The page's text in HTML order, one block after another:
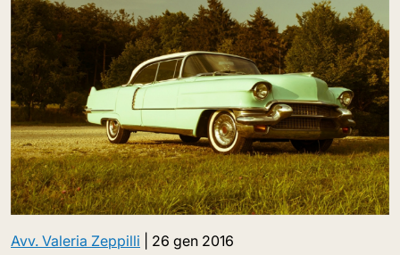
Avv. Valeria Zeppilli 26 gen 2016